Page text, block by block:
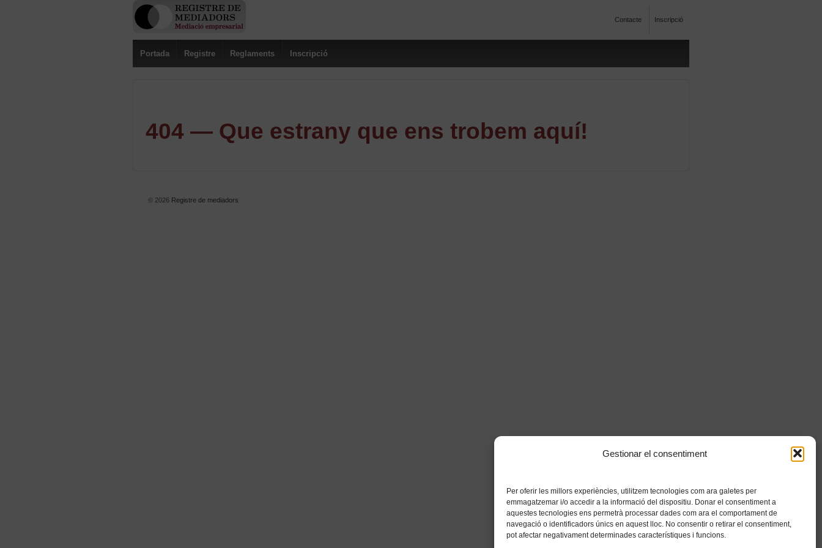
Gestionar el consentiment
Per oferir les millors experiències, utilitzem tecnologies com ara galetes per
emmagatzemar i/o accedir a la informació del dispositiu. Donar el consentiment a
aquestes tecnologies ens permetrà processar dades com ara el comportament de
navegació o identificadors únics en aquest lloc. No consentir o retirar el consentiment,
pot afectar negativament determinades característiques i funcions.
Contacte Inscripció
Portada Registre Reglaments Inscripció
404 — Que estrany que ens trobem aquí!
© 2026 Registre de mediadors